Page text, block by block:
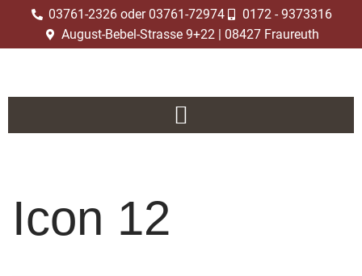
03761-2326 oder 03761-72974
0172 - 9373316
August-Bebel-Strasse 9+22 | 08427 Fraureuth
Icon 12